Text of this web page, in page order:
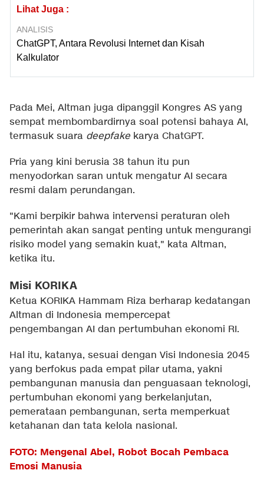
Lihat Juga :
ANALISIS
ChatGPT, Antara Revolusi Internet dan Kisah
Kalkulator
Pada Mei, Altman juga dipanggil Kongres AS yang
sempat membombardirnya soal potensi bahaya AI,
termasuk suara deepfake karya ChatGPT.
Pria yang kini berusia 38 tahun itu pun
menyodorkan saran untuk mengatur AI secara
resmi dalam perundangan.
"Kami berpikir bahwa intervensi peraturan oleh
pemerintah akan sangat penting untuk mengurangi
risiko model yang semakin kuat," kata Altman,
ketika itu.
Misi KORIKA
Ketua KORIKA Hammam Riza berharap kedatangan
Altman di Indonesia mempercepat
pengembangan AI dan pertumbuhan ekonomi RI.
Hal itu, katanya, sesuai dengan Visi Indonesia 2045
yang berfokus pada empat pilar utama, yakni
pembangunan manusia dan penguasaan teknologi,
pertumbuhan ekonomi yang berkelanjutan,
pemerataan pembangunan, serta memperkuat
ketahanan dan tata kelola nasional.
FOTO: Mengenal Abel, Robot Bocah Pembaca
Emosi Manusia